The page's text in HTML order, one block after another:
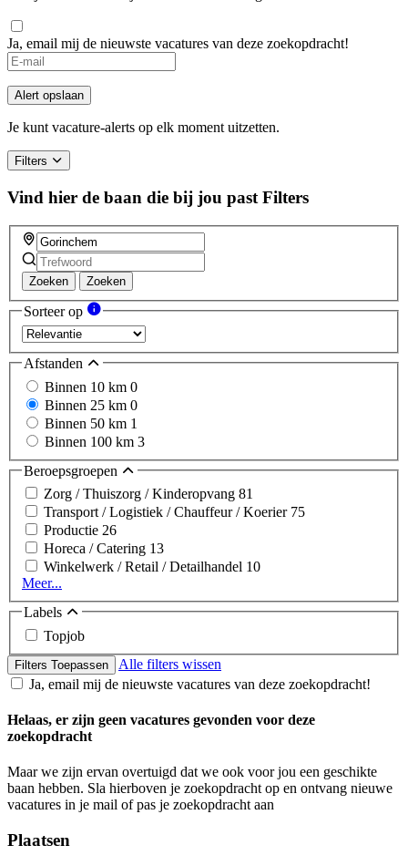
Ja, email mij de nieuwste vacatures van deze zoekopdracht!
Alert opslaan
Je kunt vacature-alerts op elk moment uitzetten.
Filters
Vind hier de baan die bij jou past Filters
Zoeken Zoeken
Sorteer op
Afstanden
Binnen 10 km 0
Binnen 25 km 0
Binnen 50 km 1
Binnen 100 km 3
Beroepsgroepen
Zorg / Thuiszorg / Kinderopvang 81
Transport / Logistiek / Chauffeur / Koerier 75
Productie 26
Horeca / Catering 13
Winkelwerk / Retail / Detailhandel 10
Meer...
Labels
Topjob
Filters Toepassen
Alle filters wissen
Ja, email mij de nieuwste vacatures van deze zoekopdracht!
Helaas, er zijn geen vacatures gevonden voor deze
zoekopdracht
Maar we zijn ervan overtuigd dat we ook voor jou een geschikte
baan hebben. Sla hierboven je zoekopdracht op en ontvang nieuwe
vacatures in je mail of pas je zoekopdracht aan
Plaatsen